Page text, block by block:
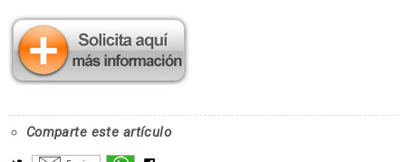
Comparte este artículo